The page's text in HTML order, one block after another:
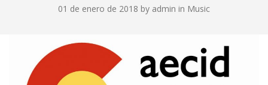
01 de enero de 2018 by admin in Music